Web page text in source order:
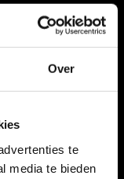
Over
te
media te bieden